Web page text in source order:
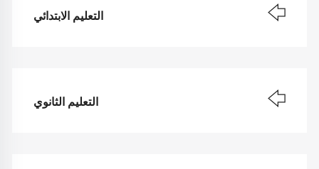
التعليم الابتدائي
التعليم الثانوي